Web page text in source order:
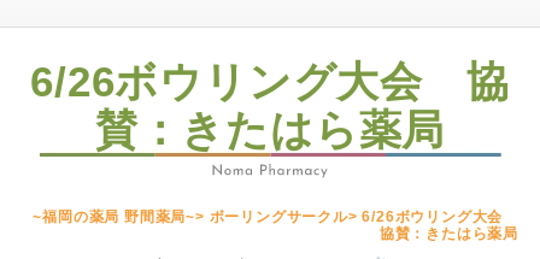
6/26ボウリング大会 協
賛：きたはら薬局
~福岡の薬局 野間薬局~> ボーリングサークル>6/26ボウリング大会
協賛：きたはら薬局